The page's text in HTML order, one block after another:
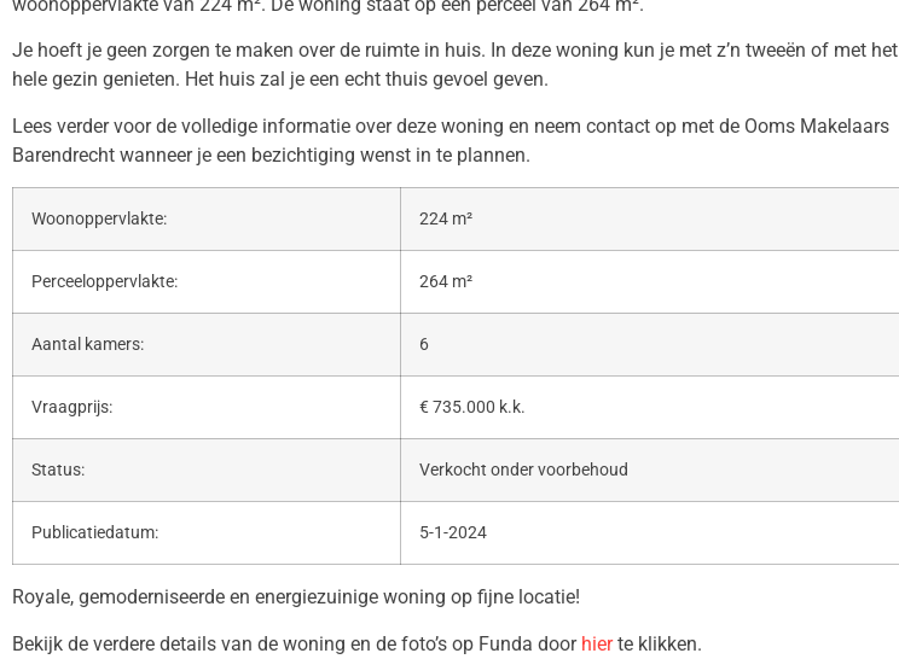
Je hoeft je geen zorgen te maken over de ruimte in huis. In deze woning kun je met z’n tweeën of met het
hele gezin genieten. Het huis zal je een echt thuis gevoel geven.
Lees verder voor de volledige informatie over deze woning en neem contact op met de Ooms Makelaars
Barendrecht wanneer je een bezichtiging wenst in te plannen.
Woonoppervlakte: 224 m²
Perceeloppervlakte: 264 m²
Aantal kamers: 6
Vraagprijs: € 735.000 k.k.
Status: Verkocht onder voorbehoud
Publicatiedatum: 5-1-2024
Royale, gemoderniseerde en energiezuinige woning op fijne locatie!
Bekijk de verdere details van de woning en de foto’s op Funda door hierte klikken.